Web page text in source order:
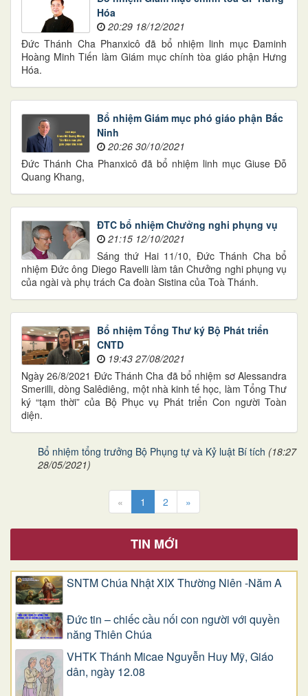
Hóa
20:29 18/12/2021
Đức Thánh Cha Phanxicô đã bổ nhiệm linh mục Đaminh
Hoàng Minh Tiến làm Giám mục chính tòa giáo phận Hưng
Hóa.
Bổ nhiệm Giám mục phó giáo phận Bắc
Ninh
20:26 30/10/2021
Đức Thánh Cha Phanxicô đã bổ nhiệm linh mục Giuse Đỗ
Quang Khang,
ĐTC bổ nhiệm Chưởng nghi phụng vụ
21:15 12/10/2021
Sáng thứ Hai 11/10, Đức Thánh Cha bổ
nhiệm Đức ông Diego Ravelli làm tân Chưởng nghi phụng vụ
của ngài và phụ trách Ca đoàn Sistina của Toà Thánh.
Bổ nhiệm Tổng Thư ký Bộ Phát triển
CNTD
19:43 27/08/2021
Ngày 26/8/2021 Đức Thánh Cha đã bổ nhiệm sơ Alessandra
Smerilli, dòng Salêdiêng, một nhà kinh tế học, làm Tổng Thư
ký “tạm thời” của Bộ Phục vụ Phát triển Con người Toàn
diện.
Bổ nhiệm tổng trưởng Bộ Phụng tự và Kỷ luật Bí tích (18:27
28/05/2021)
« 1 2 »
TIN MỚI
SNTM Chúa Nhật XIX Thường Niên -Năm A
Đức tin – chiếc cầu nối con người với quyền
năng Thiên Chúa
VHTK Thánh Micae Nguyễn Huy Mỹ, Giáo
dân, ngày 12.08